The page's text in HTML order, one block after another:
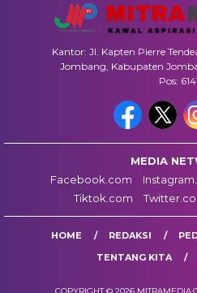
Kantor: Jl. Kapten Pierre
Jombang, Kabupaten
Pos:
MEDIA
Facebook.com
Tiktok.com
HOME REDAKSI
TENTANG KITA